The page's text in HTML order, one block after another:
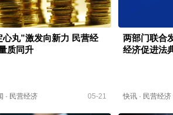
心丸”激发向新力 民营经
质同升
· 民营经济 05-21
两部门联合
经济促进法
快讯· 民营经济